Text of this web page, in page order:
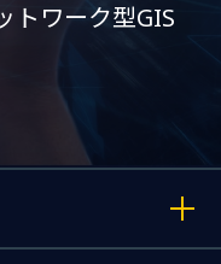
トワーク型GIS